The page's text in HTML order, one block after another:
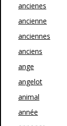
ancienes
ancienne
anciennes
anciens
ange
angelot
animal
année